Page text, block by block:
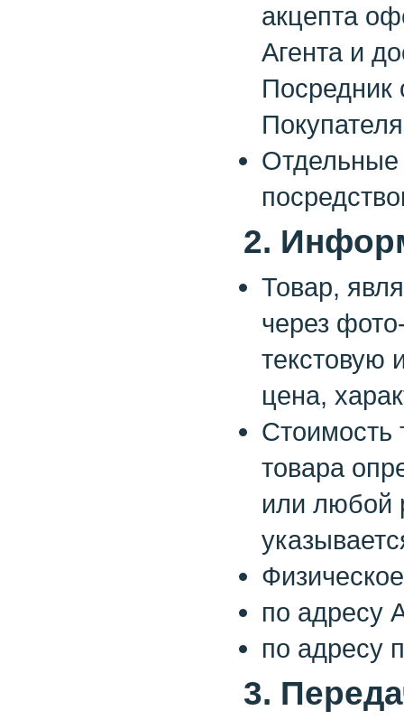
акцепта
Агента и
Посредник
Отдельные
2.
Товар,
через
текстовую
цена,
Стоимость
товара
или любой
по адресу
по адресу
3.